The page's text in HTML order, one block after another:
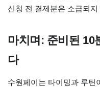
신청 전 결제분은 소급되
마치며: 준비된 10
다
수원페이는 타이밍과 루틴